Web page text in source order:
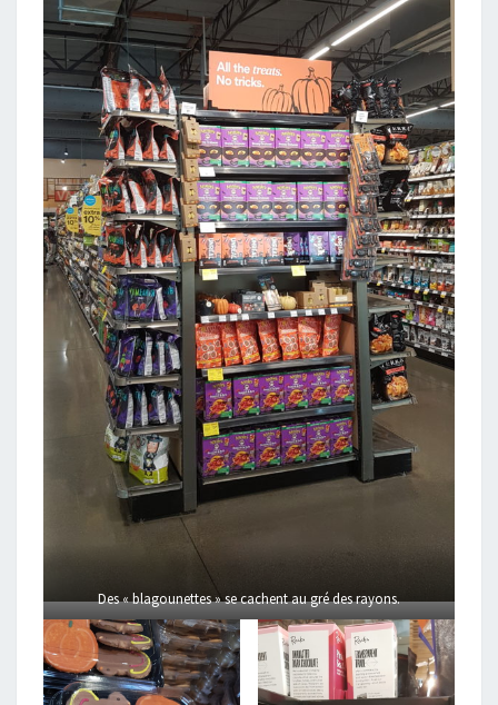
Des « blagounettes » se cachent au gré des rayons.